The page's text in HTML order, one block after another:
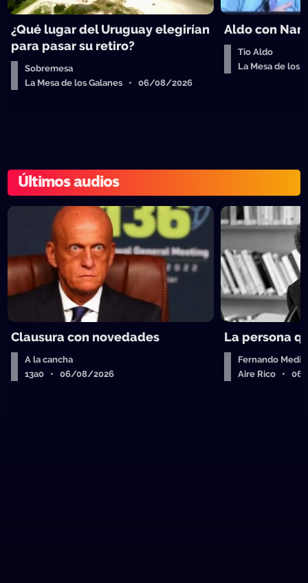
¿Qué lugar del Uruguay elegirían
para pasar su retiro?
Sobremesa
La Mesa de los Galanes • 06/08/2026
Aldo con
Tio Aldo
La Mesa de
Últimos audios
Clausura con novedades
A la cancha
13a0 • 06/08/2026
La persona
Fernando
Aire Rico •